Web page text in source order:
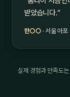
받았습니다.”
한○○ · 서울 마포
실제 경험과 만족도는